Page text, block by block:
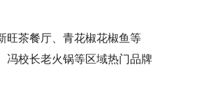
旺茶餐厅、青花椒花椒鱼等
冯校长老火锅等区域热门品牌